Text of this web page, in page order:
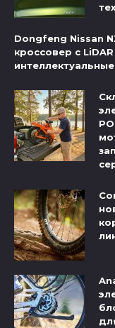
Dongfeng Nissan
кроссовер с